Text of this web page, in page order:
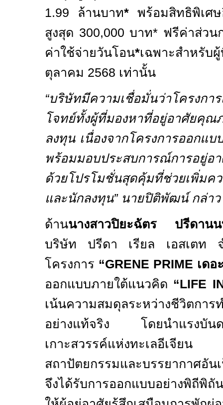
1.99 ล้านบาท* พร้อมสิทธิพิเศ
สูงสุด 300,000 บาท* ฟรีค่าส่วน
ค่าใช้จ่ายวันโอน*เฉพาะสำหรับ
ตุลาคม 2568 เท่านั้น
“บริษัทมีความเชื่อมั่นว่าโครงกา
โจทย์ทั้งผู้ที่มองหาที่อยู่อาศัย
ลงทุน เนื่องจากโครงการออกแ
พร้อมมอบประสบการณ์การอยู่อ
ด้วยโปรโมชั่นสุดคุ้มที่ช่วยเพิ่มค
และนักลงทุน” นายปิติพัฒน์กล่าว
ด้านนางสาวปิยะฉัตร ปรีดาน
บริษัท ปรีดา เรียล เอสเตท จ
โครงการ “GRENE PRIME เดอ
ออกแบบภายใต้แนวคิด “LIFE
เน้นความสมดุลระหว่างชีวิตการ
อย่างแท้จริง โดยนำแรงบันด
เกาะสวรรค์แห่งทะเลอีเจีย
สถาปัตยกรรมและบรรยากาศอั
จึงได้รับการออกแบบอย่างพิถีพิ